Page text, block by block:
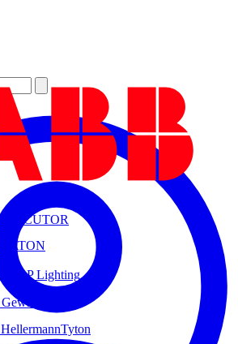
CIRCUTOR
EATON
ETAP Lighting
Gewiss
HellermannTyton